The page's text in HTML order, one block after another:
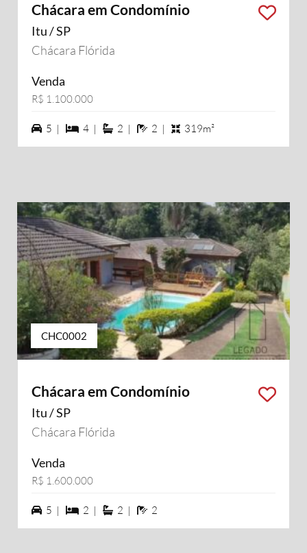
Chácara em Condomínio
Itu / SP
Chácara Flórida
Venda
R$ 1.100.000
5 vagas na garagem
5 | 4 dormiórios
4 | 2 suítes
2 | 2 banheiros
2 | 319m²
CHC0002
Chácara em Condomínio
Itu / SP
Chácara Flórida
Venda
R$ 1.600.000
5 vagas na garagem
5 | 2 dormiórios
2 | 2 suítes
2 | 2 banheiros
2